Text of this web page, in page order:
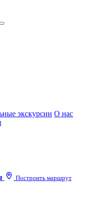
экскурсии О нас
Построить маршрут